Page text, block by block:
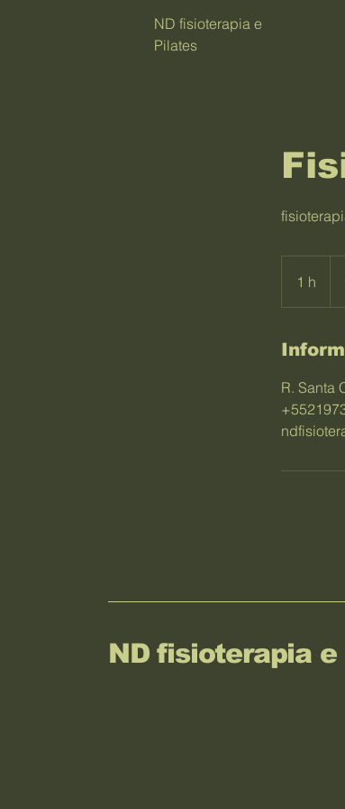
ND fisioterapia e
Pilates
1 h
R. Santa
ND fisioterapia